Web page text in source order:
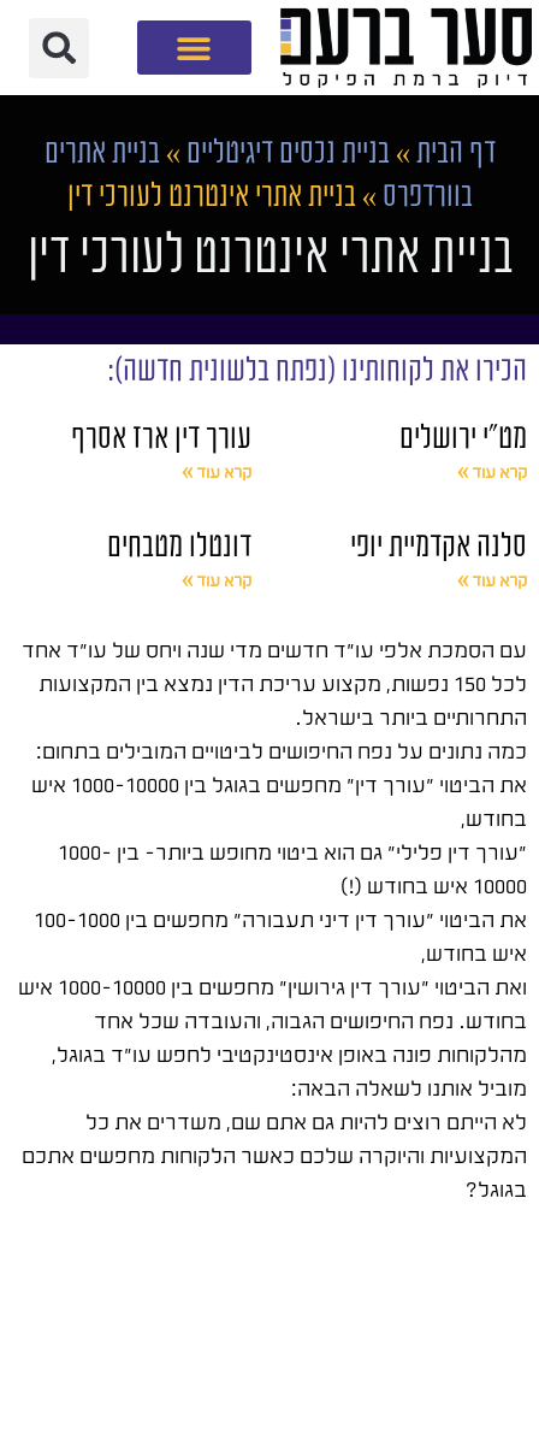
דף הבית »בניית נכסים דיגיטליים »בניית אתרים
בוורדפרס »בניית אתרי אינטרנט לעורכי דין
בניית אתרי אינטרנט לעורכי דין
הכירו את לקוחותינו (נפתח בלשונית חדשה):
מט"י ירושלים
קרא עוד »
עורך דין ארז אסרף
קרא עוד »
סלנה אקדמיית יופי
קרא עוד »
דונטלו מטבחים
קרא עוד »
עם הסמכת אלפי עו"ד חדשים מדי שנה ויחס של עו"ד אחד
לכל 150 נפשות, מקצוע עריכת הדין נמצא בין המקצועות
התחרותיים ביותר בישראל.
כמה נתונים על נפח החיפושים לביטויים המובילים בתחום:
את הביטוי "עורך דין" מחפשים בגוגל בין 1000-10000 איש
בחודש,
"עורך דין פלילי" גם הוא ביטוי מחופש ביותר- בין 1000-
10000 איש בחודש (!)
את הביטוי "עורך דין דיני תעבורה" מחפשים בין 100-1000
איש בחודש,
ואת הביטוי "עורך דין גירושין" מחפשים בין 1000-10000 איש
בחודש. נפח החיפושים הגבוה, והעובדה שכל אחד
מהלקוחות פונה באופן אינסטינקטיבי לחפש עו"ד בגוגל,
מוביל אותנו לשאלה הבאה:
לא הייתם רוצים להיות גם אתם שם, משדרים את כל
המקצועיות והיוקרה שלכם כאשר הלקוחות מחפשים אתכם
בגוגל?